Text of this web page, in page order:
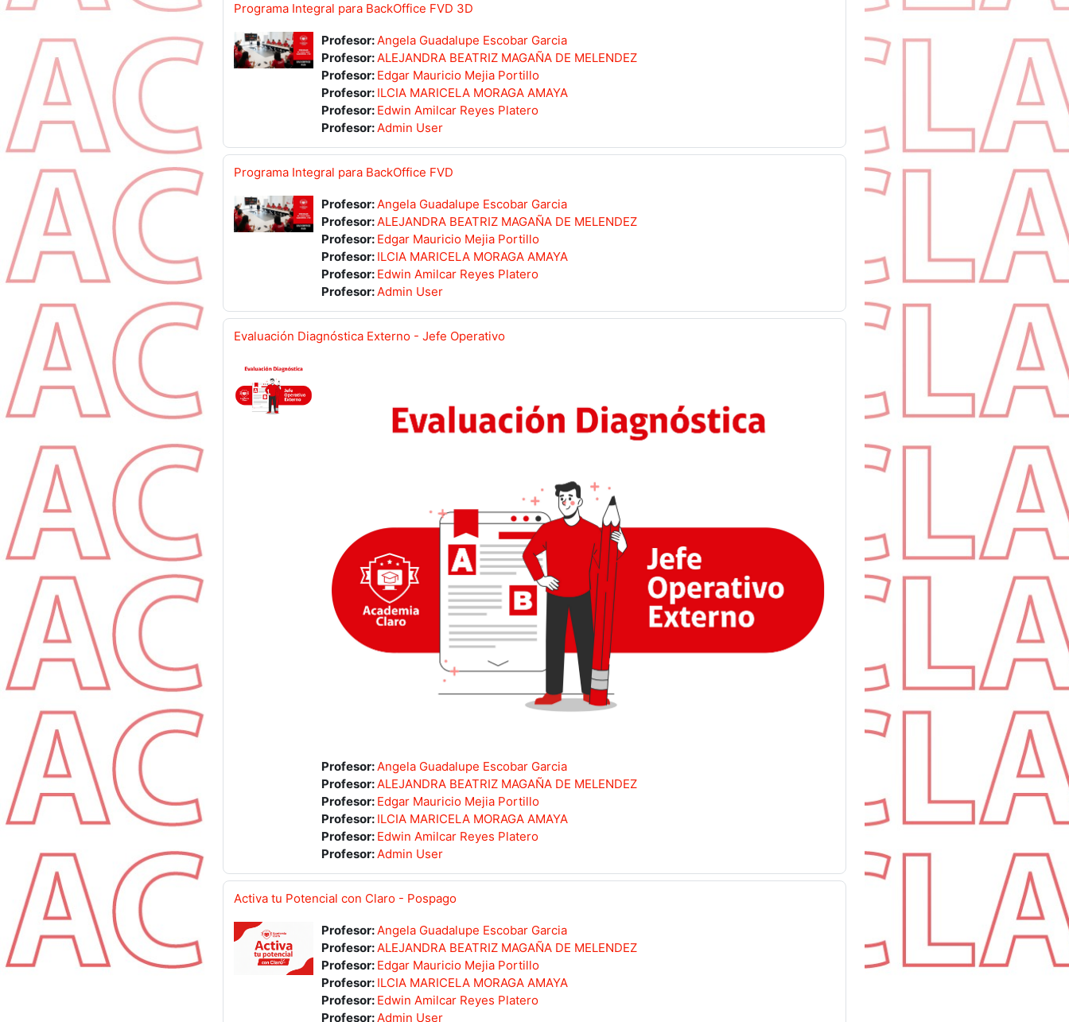
Programa Integral para BackOffice FVD 3D
Profesor:Angela Guadalupe Escobar Garcia
Profesor:ALEJANDRA BEATRIZ MAGAÑA DE MELENDEZ
Profesor: Edgar Mauricio Mejia Portillo
Profesor: ILCIA MARICELA MORAGA AMAYA
Profesor: Edwin Amilcar Reyes Platero
Profesor:Admin User
Programa Integral para BackOffice FVD
Profesor:Angela Guadalupe Escobar Garcia
Profesor:ALEJANDRA BEATRIZ MAGAÑA DE MELENDEZ
Profesor: Edgar Mauricio Mejia Portillo
Profesor: ILCIA MARICELA MORAGA AMAYA
Profesor: Edwin Amilcar Reyes Platero
Profesor:Admin User
Evaluación Diagnóstica Externo - Jefe Operativo
Profesor:Angela Guadalupe Escobar Garcia
Profesor:ALEJANDRA BEATRIZ MAGAÑA DE MELENDEZ
Profesor: Edgar Mauricio Mejia Portillo
Profesor: ILCIA MARICELA MORAGA AMAYA
Profesor: Edwin Amilcar Reyes Platero
Profesor:Admin User
Activa tu Potencial con Claro - Pospago
Profesor:Angela Guadalupe Escobar Garcia
Profesor:ALEJANDRA BEATRIZ MAGAÑA DE MELENDEZ
Profesor: Edgar Mauricio Mejia Portillo
Profesor: ILCIA MARICELA MORAGA AMAYA
Profesor: Edwin Amilcar Reyes Platero
Profesor:Admin User